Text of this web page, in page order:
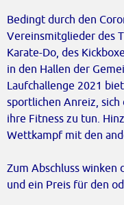
Bedingt durch den
Vereinsmitglieder des
Karate-Do, des
in den Hallen der
Laufchallenge 2021
sportlichen Anreiz,
ihre Fitness zu tun.
Wettkampf mit den
Zum Abschluss winken
und ein Preis für den